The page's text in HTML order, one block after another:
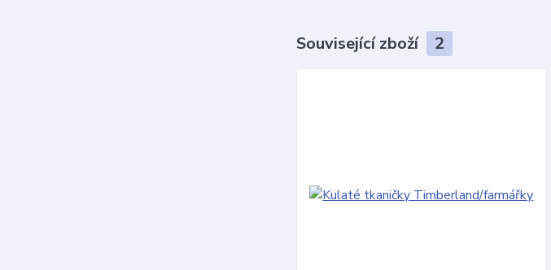
Související zboží 2